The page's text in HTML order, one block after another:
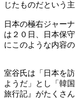
じたものだという主
日本の極右ジャー
は２０日、日本保
にこのような内容
室谷氏は「日本を
ようだ」とし「韓
旅行記』がたくさ